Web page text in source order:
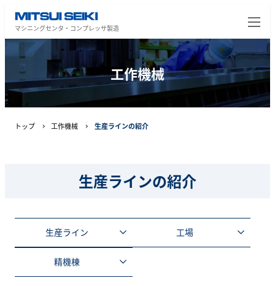
マシニングセンタ・コンプレッサ製造
工作機械
トップ 工作機械 生産ラインの紹介
生産ラインの紹介
生産ライン 工場
精機棟